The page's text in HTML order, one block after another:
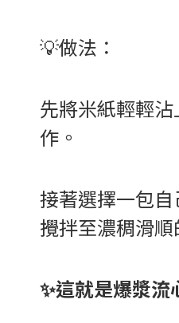
💡做法：
先將米紙輕輕
作。
接著選擇一包
攪拌至濃稠滑順
✨這就是爆漿流